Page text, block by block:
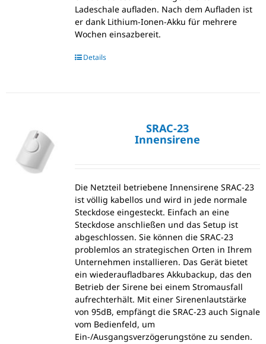
Ladeschale aufladen. Nach dem Aufladen ist
er dank Lithium-Ionen-Akku für mehrere
Wochen einsazbereit.
Details
SRAC-23
Innensirene
Die Netzteil betriebene Innensirene SRAC-23
ist völlig kabellos und wird in jede normale
Steckdose eingesteckt. Einfach an eine
Steckdose anschließen und das Setup ist
abgeschlossen. Sie können die SRAC-23
problemlos an strategischen Orten in Ihrem
Unternehmen installieren. Das Gerät bietet
ein wiederaufladbares Akkubackup, das den
Betrieb der Sirene bei einem Stromausfall
aufrechterhält. Mit einer Sirenenlautstärke
von 95dB, empfängt die SRAC-23 auch Signale
vom Bedienfeld, um
Ein-/Ausgangsverzögerungstöne zu senden.